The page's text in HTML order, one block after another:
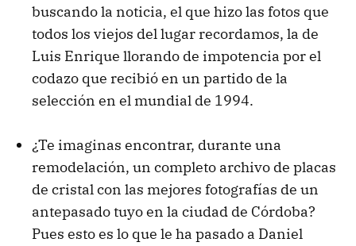
buscando la noticia, el que hizo las fotos que
todos los viejos del lugar recordamos, la de
Luis Enrique llorando de impotencia por el
codazo que recibió en un partido de la
selección en el mundial de 1994.
¿Te imaginas encontrar, durante una
remodelación, un completo archivo de placas
de cristal con las mejores fotografías de un
antepasado tuyo en la ciudad de Córdoba?
Pues esto es lo que le ha pasado a Daniel